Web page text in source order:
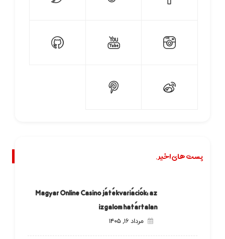
پست های اخیر.
Magyar Online Casino játékvariációk: az
izgalom határtalan
مرداد ۱۶, ۱۴۰۵